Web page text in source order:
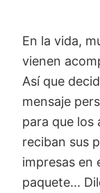
En la vida,
vienen
Así que
mensaje
para que
reciban sus
impresas en
paquete...